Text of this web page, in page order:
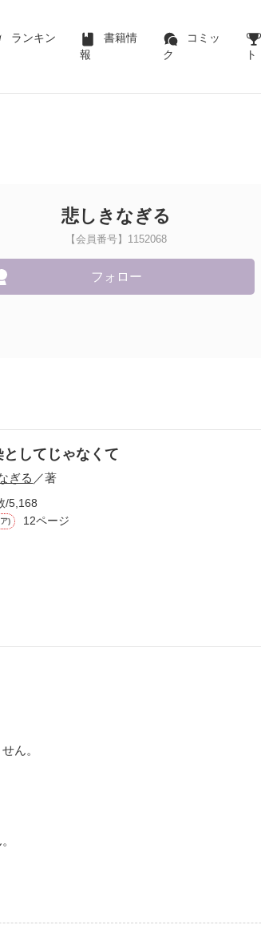
ランキン
書籍情
報
コミッ
ク
ト
悲しきなぎる
【会員番号】1152068
フォロー
としてじゃなくて
ぎる ／著
/5,168
) 12ページ
ん。